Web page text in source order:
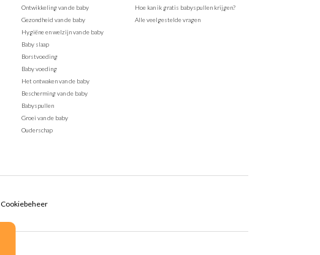
Ontwikkeling van de baby
Gezondheid van de baby
Hygiëne en welzijn van de baby
Baby slaap
Borstvoeding
Baby voeding
Het ontwaken van de baby
Bescherming van de baby
Babyspullen
Groei van de baby
Ouderschap
Hoe kan ik gratis babyspullen krijgen?
Alle veelgestelde vragen
Cookiebeheer